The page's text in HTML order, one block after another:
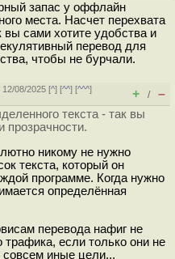
запас у оффлайн
места. Насчет перехвата
вы сами хотите удобства и
перевод для
чтобы не бурчали.
12/08/2025 [^] [^^] [^^^]
+ / –
текста - так вы
прозрачности.
никому не нужно
текста, который он
программе. Когда нужно
определённая
перевода нафиг не
трафика, если только они не
совсем иные цели...